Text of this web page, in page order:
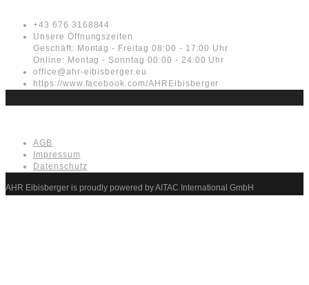
+43 676 3168844
Unsere Öffnungszeiten
Geschäft: Montag - Freitag 08:00 - 17:00 Uhr
Online: Montag - Sonntag 00:00 - 24:00 Uhr
office@ahr-eibisberger.eu
https://www.facebook.com/AHREibisberger
AGB
Impressum
Datenschutz
AHR Eibisberger is proudly powered by AITAC International GmbH